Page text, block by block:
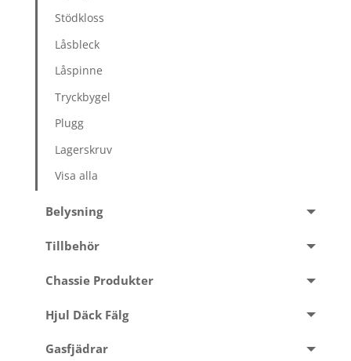
Stödkloss
Låsbleck
Låspinne
Tryckbygel
Plugg
Lagerskruv
Visa alla
Belysning
Tillbehör
Chassie Produkter
Hjul Däck Fälg
Gasfjädrar